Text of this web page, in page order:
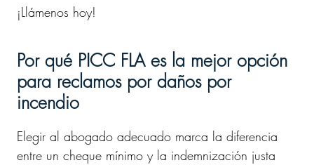
¡Llámenos hoy!
Por qué PICC FLA es la mejor opción
para reclamos por daños por
incendio
Elegir al abogado adecuado marca la diferencia
entre un cheque mínimo y la indemnización justa